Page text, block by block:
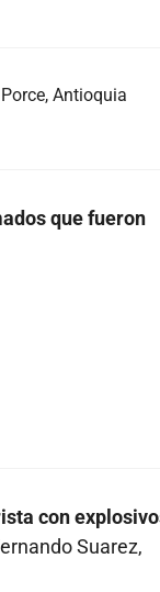
Antioquia
que fueron
con
Suarez,